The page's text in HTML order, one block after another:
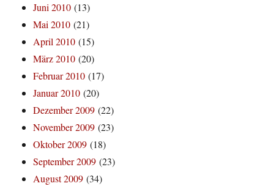
Juni 2010 (13)
Mai 2010 (21)
April 2010 (15)
März 2010 (20)
Februar 2010 (17)
Januar 2010 (20)
Dezember 2009 (22)
November 2009 (23)
Oktober 2009 (18)
September 2009 (23)
August 2009 (34)